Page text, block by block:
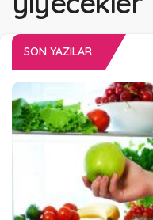
SON YAZILAR